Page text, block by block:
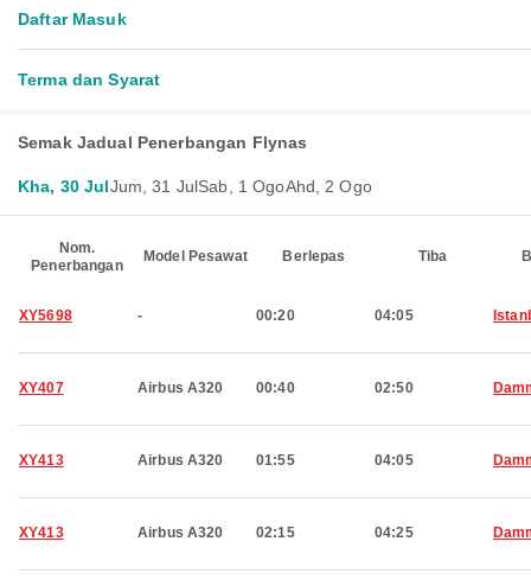
Daftar Masuk
Terma dan Syarat
Semak Jadual Penerbangan Flynas
Kha, 30 JulJum, 31 JulSab, 1 OgoAhd, 2 Ogo
Nom.
Penerbangan
Model Pesawat Berlepas Tiba
XY5698 - 00:20 04:05
XY407 Airbus A320 00:40 02:50
XY413 Airbus A320 01:55 04:05
XY413 Airbus A320 02:15 04:25